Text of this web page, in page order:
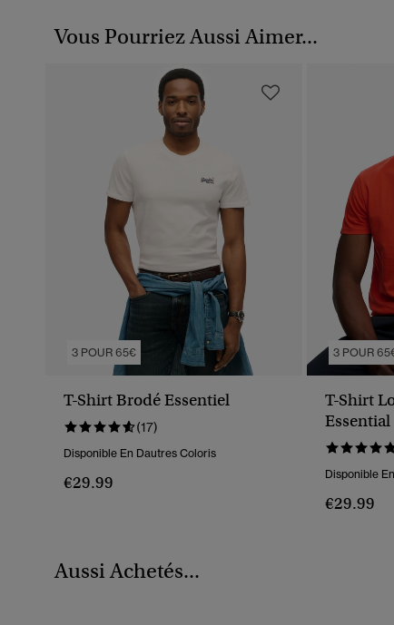
Vous Pourriez Aussi Aimer...
3 POUR 65€
T-Shirt Brodé Essentiel
(17)
Disponible En Dautres Coloris
€29.99
3 POUR
T-Shirt
Essential
Disponible
€29.99
Aussi Achetés...